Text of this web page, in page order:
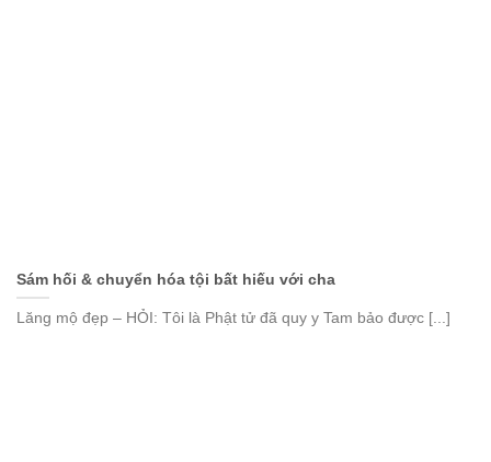
Sám hối & chuyển hóa tội bất hiếu với cha
Lăng mộ đẹp – HỎI: Tôi là Phật tử đã quy y Tam bảo được [...]